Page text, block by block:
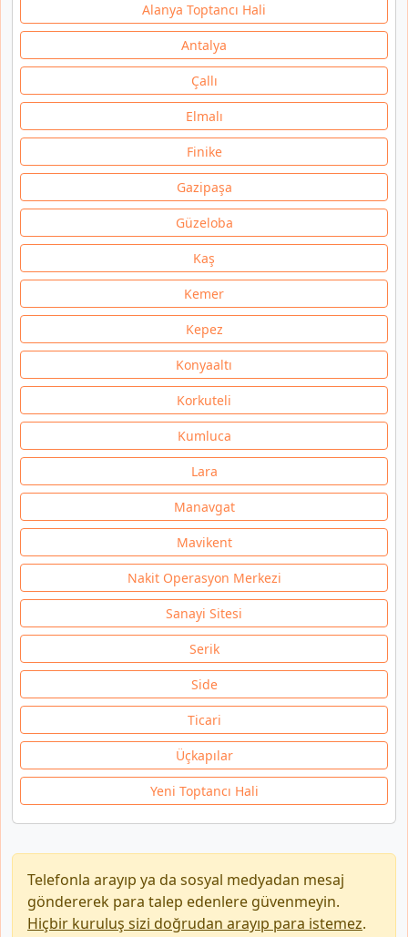
Alanya Toptancı Hali
Antalya
Çallı
Elmalı
Finike
Gazipaşa
Güzeloba
Kaş
Kemer
Kepez
Konyaaltı
Korkuteli
Kumluca
Lara
Manavgat
Mavikent
Nakit Operasyon Merkezi
Sanayi Sitesi
Serik
Side
Ticari
Üçkapılar
Yeni Toptancı Hali
Telefonla arayıp ya da sosyal medyadan mesaj
göndererek para talep edenlere güvenmeyin.
Hiçbir kuruluş sizi doğrudan arayıp para istemez.